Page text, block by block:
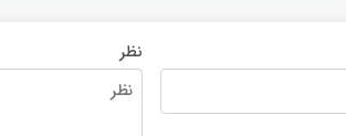
نظر